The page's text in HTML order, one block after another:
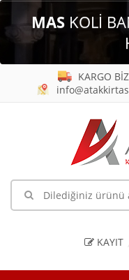
MAS KOLİ
KARGO
KAYIT